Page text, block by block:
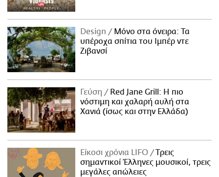
Design
Μόνο στα όνειρα: Τα
υπέροχα σπίτια του Ιμπέρ ντε
Ζιβανσί
Γεύση
Red Jane Grill: Η πιο
νόστιμη και χαλαρή αυλή στα
Χανιά (ίσως και στην Ελλάδα)
Είκοσι χρόνια LIFO
Tρεις
σημαντικοί Έλληνες μουσικοί, τρεις
μεγάλες απώλειες